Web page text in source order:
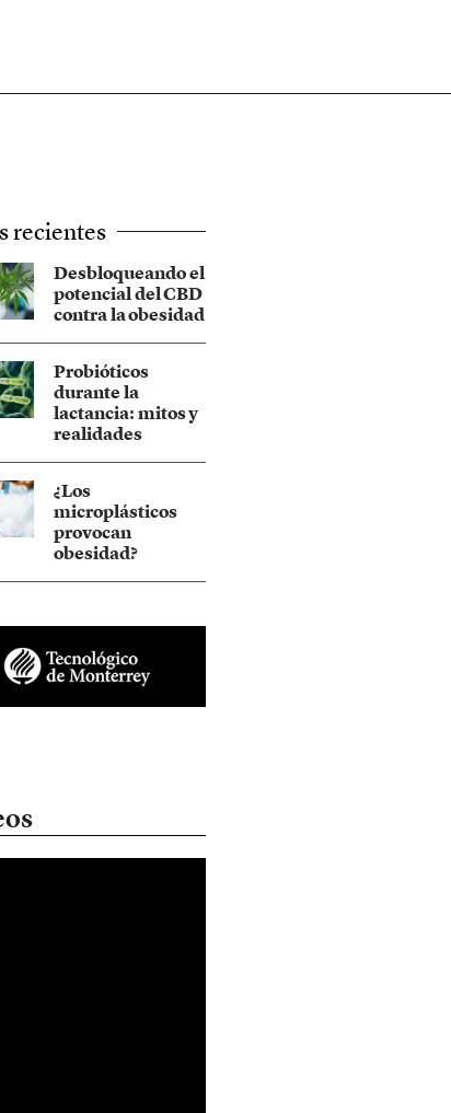
recientes
Desbloqueando el
potencial del CBD
contra la obesidad
Probióticos
durante la
lactancia: mitos y
realidades
¿Los
microplásticos
provocan
obesidad?